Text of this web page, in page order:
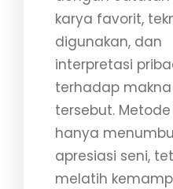
karya favorit,
digunakan, dan
interpretasi
terhadap
tersebut.
hanya
apresiasi seni,
melatih